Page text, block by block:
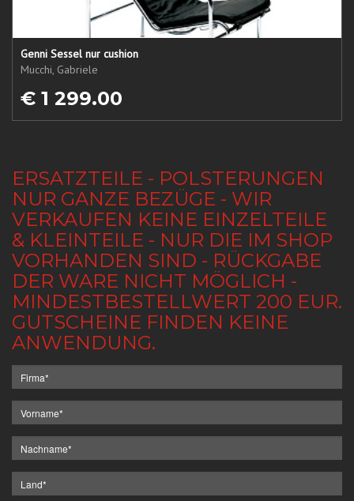
Genni Sessel nur cushion
Mucchi, Gabriele
€ 1 299.00
ERSATZTEILE - POLSTERUNGEN
NUR GANZE BEZÜGE - WIR
VERKAUFEN KEINE EINZELTEILE
& KLEINTEILE - NUR DIE IM SHOP
VORHANDEN SIND - RÜCKGABE
DER WARE NICHT MÖGLICH -
MINDESTBESTELLWERT 200 EUR.
GUTSCHEINE FINDEN KEINE
ANWENDUNG.